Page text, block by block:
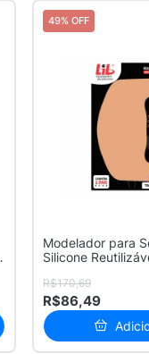
49% OFF
Modelador para
Silicone
R$170,69
R$86,49